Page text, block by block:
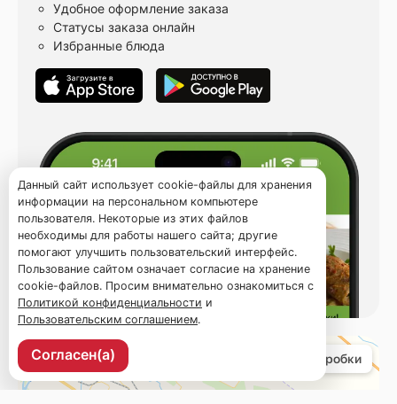
Удобное оформление заказа
Статусы заказа онлайн
Избранные блюда
Данный сайт использует cookie-файлы для хранения
информации на персональном компьютере
пользователя. Некоторые из этих файлов
необходимы для работы нашего сайта; другие
помогают улучшить пользовательский интерфейс.
Пользование сайтом означает согласие на хранение
cookie-файлов. Просим внимательно ознакомиться с
Политикой конфиденциальности и
Пользовательским соглашением.
Согласен(а)